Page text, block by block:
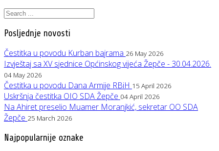
Posljednje novosti
Čestitka u povodu Kurban bajrama 26 May 2026
Izvještaj sa XV sjednice Općinskog vijeća Žepče - 30.04.2026.
04 May 2026
Čestitka u povodu Dana Armije RBiH 15 April 2026
Uskršnja čestitka OIO SDA Žepče 04 April 2026
Na Ahiret preselio Muamer Moranjkić, sekretar OO SDA
Žepče 25 March 2026
Najpopularnije oznake